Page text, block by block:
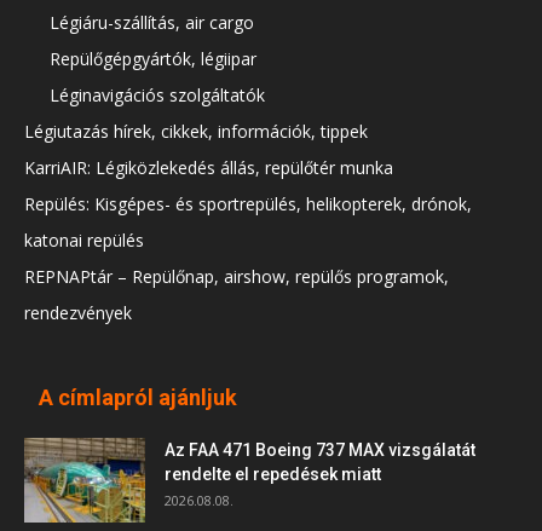
Légiáru-szállítás, air cargo
Repülőgépgyártók, légiipar
Léginavigációs szolgáltatók
Légiutazás hírek, cikkek, információk, tippek
KarriAIR: Légiközlekedés állás, repülőtér munka
Repülés: Kisgépes- és sportrepülés, helikopterek, drónok,
katonai repülés
REPNAPtár – Repülőnap, airshow, repülős programok,
rendezvények
A címlapról ajánljuk
Az FAA 471 Boeing 737 MAX vizsgálatát
rendelte el repedések miatt
2026.08.08.